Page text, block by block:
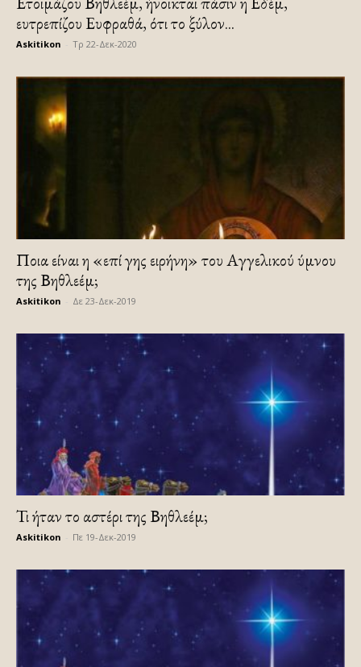
ευτρεπίζου Ευφραθά, ότι το ξύλον...
Askitikon Τρ 22-Δεκ-2020
Ποια είναι η «επί γης ειρήνη» του Αγγελικού ύμνου
της Βηθλεέμ;
Askitikon Δε 23-Δεκ-2019
Τι ήταν το αστέρι της Βηθλεέμ;
Askitikon Πε 19-Δεκ-2019